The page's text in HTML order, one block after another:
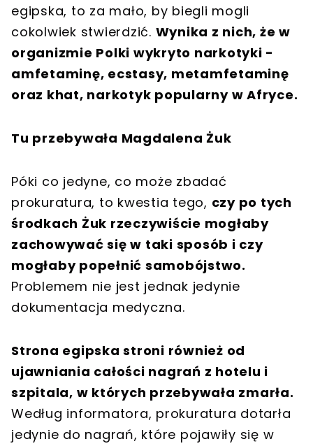
egipska, to za mało, by biegli mogli
cokolwiek stwierdzić. Wynika z nich, że w
organizmie Polki wykryto narkotyki -
amfetaminę, ecstasy, metamfetaminę
oraz khat, narkotyk popularny w Afryce.
Tu przebywała Magdalena Żuk
Póki co jedyne, co może zbadać
prokuratura, to kwestia tego, czy po tych
środkach Żuk rzeczywiście mogłaby
zachowywać się w taki sposób i czy
mogłaby popełnić samobójstwo.
Problemem nie jest jednak jedynie
dokumentacja medyczna.
Strona egipska stroni również od
ujawniania całości nagrań z hotelu i
szpitala, w których przebywała zmarła.
Według informatora, prokuratura dotarła
jedynie do nagrań, które pojawiły się w